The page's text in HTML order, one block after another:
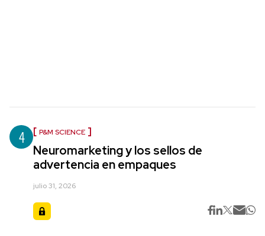
4 P&M SCIENCE
Neuromarketing y los sellos de
advertencia en empaques
julio 31, 2026